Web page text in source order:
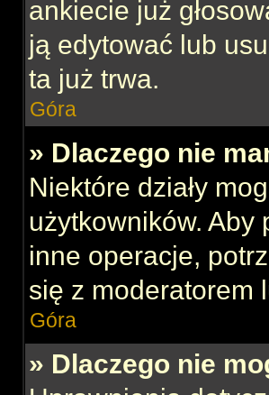
ankiecie już
ją edytować lub
ta już trwa.
Góra
» Dlaczego nie
Niektóre działy
użytkowników.
inne operacje,
się z moderatorem
Góra
» Dlaczego nie